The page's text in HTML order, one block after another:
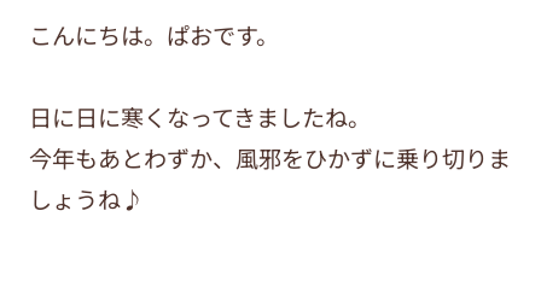
こんにちは。ぱおです。
日に日に寒くなってきましたね。
今年もあとわずか、風邪をひかずに乗り切りま
しょうね♪